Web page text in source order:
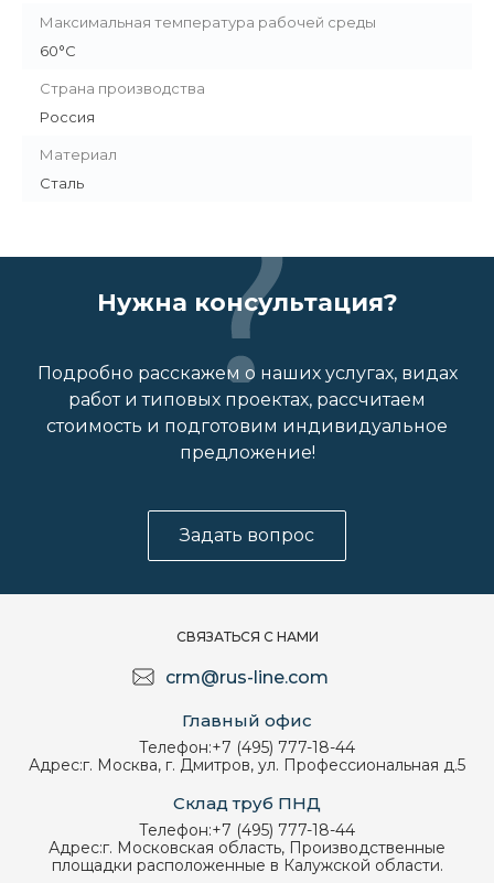
Максимальная температура рабочей среды
60°С
Страна производства
Россия
Материал
Сталь
Нужна консультация?
Подробно расскажем о наших услугах, видах
работ и типовых проектах, рассчитаем
стоимость и подготовим индивидуальное
предложение!
Задать вопрос
СВЯЗАТЬСЯ С НАМИ
crm@rus-line.com
Главный офис
Телефон:+7 (495) 777-18-44
Адрес:г. Москва, г. Дмитров, ул. Профессиональная д.5
Склад труб ПНД
Телефон:+7 (495) 777-18-44
Адрес:г. Московская область, Производственные
площадки расположенные в Калужской области.